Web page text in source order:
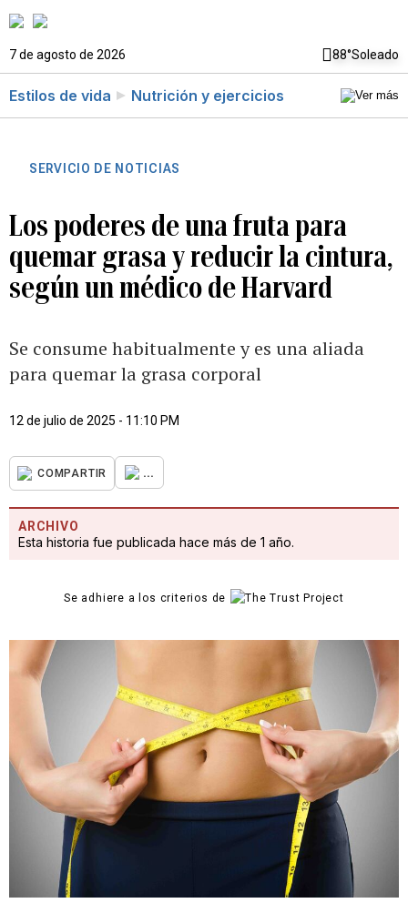
7 de agosto de 2026 88°Soleado
Estilos de vida Nutrición y ejercicios
SERVICIO DE NOTICIAS
Los poderes de una fruta para
quemar grasa y reducir la cintura,
según un médico de Harvard
Se consume habitualmente y es una aliada
para quemar la grasa corporal
12 de julio de 2025 - 11:10 PM
COMPARTIR ...
ARCHIVO
Esta historia fue publicada hace más de 1 año.
Se adhiere a los criterios de